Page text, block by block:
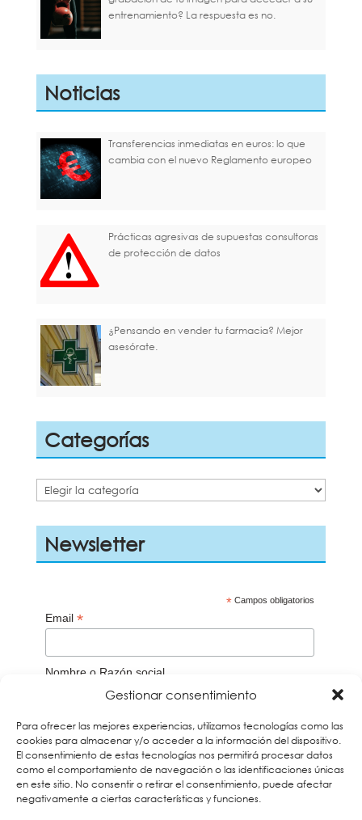
Gestionar consentimiento
Para ofrecer las mejores experiencias, utilizamos tecnologías como las
cookies para almacenar y/o acceder a la información del dispositivo.
El consentimiento de estas tecnologías nos permitirá procesar datos
como el comportamiento de navegación o las identificaciones únicas
en este sitio. No consentir o retirar el consentimiento, puede afectar
negativamente a ciertas características y funciones.
entrenamiento? La respuesta es no.
Noticias
Transferencias inmediatas en euros: lo que
cambia con el nuevo Reglamento europeo
Prácticas agresivas de supuestas consultoras
de protección de datos
¿Pensando en vender tu farmacia? Mejor
asesórate.
Categorías
Categorías
Newsletter
* Campos obligatorios
Email *
Nombre o Razón social
Aceptación de laPolítica de privacidad
Acepto
Recuerda que debes verificar tu correo a través del
email que te enviaremos para darte de alta en
nuestros boletines. Si no lo encuentras búscalo en la